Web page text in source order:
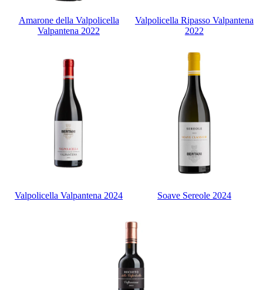
Amarone della Valpolicella
Valpantena 2022
Valpolicella Ripasso Valpantena
2022
Valpolicella Valpantena 2024 Soave Sereole 2024